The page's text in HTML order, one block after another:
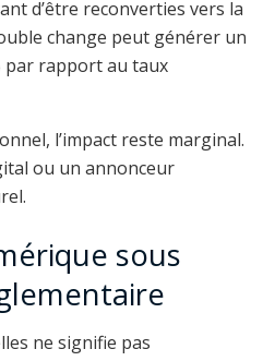
d’être reconverties vers la
change peut générer un
par rapport au taux
l’impact reste marginal.
ou un annonceur
sous
ne signifie pas